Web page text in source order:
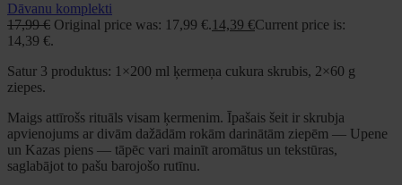
Dāvanu komplekti
17,99€ Original price was: 17,99 €.14,39 €Current price is:
14,39 €.
Satur 3 produktus: 1×200 ml ķermeņa cukura skrubis, 2×60 g
ziepes.
Maigs attīrošs rituāls visam ķermenim. Īpašais šeit ir skrubja
apvienojums ar divām dažādām rokām darinātām ziepēm — Upene
un Kazas piens — tāpēc vari mainīt aromātus un tekstūras,
saglabājot to pašu barojošo rutīnu.